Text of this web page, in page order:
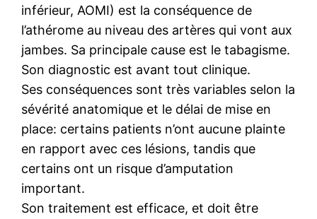
inférieur, AOMI) est la conséquence de
l’athérome au niveau des artères qui vont aux
jambes. Sa principale cause est le tabagisme.
Son diagnostic est avant tout clinique.
Ses conséquences sont très variables selon la
sévérité anatomique et le délai de mise en
place: certains patients n’ont aucune plainte
en rapport avec ces lésions, tandis que
certains ont un risque d’amputation
important.
Son traitement est efficace, et doit être